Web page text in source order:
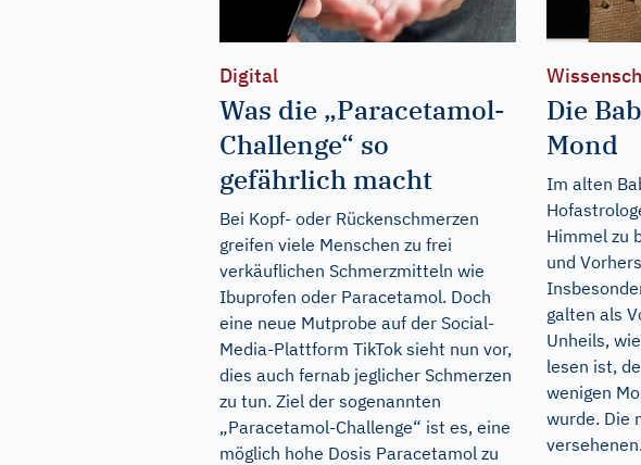
Digital
Was die „Paracetamol-
Challenge“ so
gefährlich macht
Bei Kopf- oder Rückenschmerzen
greifen viele Menschen zu frei
verkäuflichen Schmerzmitteln wie
Ibuprofen oder Paracetamol. Doch
eine neue Mutprobe auf der Social-
Media-Plattform TikTok sieht nun vor,
dies auch fernab jeglicher Schmerzen
zu tun. Ziel der sogenannten
„Paracetamol-Challenge“ ist es, eine
möglich hohe Dosis Paracetamol zu
Die
Mond
Im alten
Himmel zu
und
galten als
Unheils,
lesen ist,
wenigen
wurde. Die